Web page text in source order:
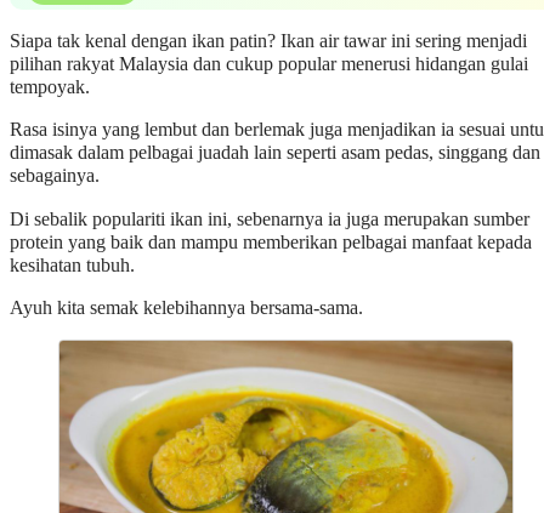
Siapa tak kenal dengan ikan patin? Ikan air tawar ini sering menjadi
pilihan rakyat Malaysia dan cukup popular menerusi hidangan gulai
tempoyak.
Rasa isinya yang lembut dan berlemak juga menjadikan ia sesuai
dimasak dalam pelbagai juadah lain seperti asam pedas, singgang dan
sebagainya.
Di sebalik populariti ikan ini, sebenarnya ia juga merupakan sumber
protein yang baik dan mampu memberikan pelbagai manfaat kepada
kesihatan tubuh.
Ayuh kita semak kelebihannya bersama-sama.